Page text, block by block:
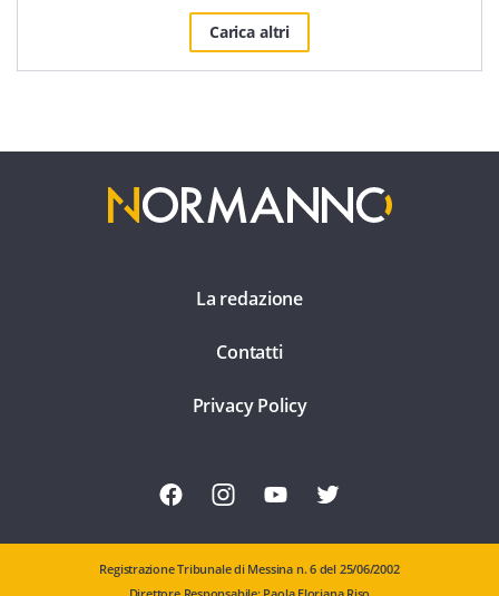
Carica altri
La redazione
Contatti
Privacy Policy
Registrazione Tribunale di Messina n. 6 del 25/06/2002